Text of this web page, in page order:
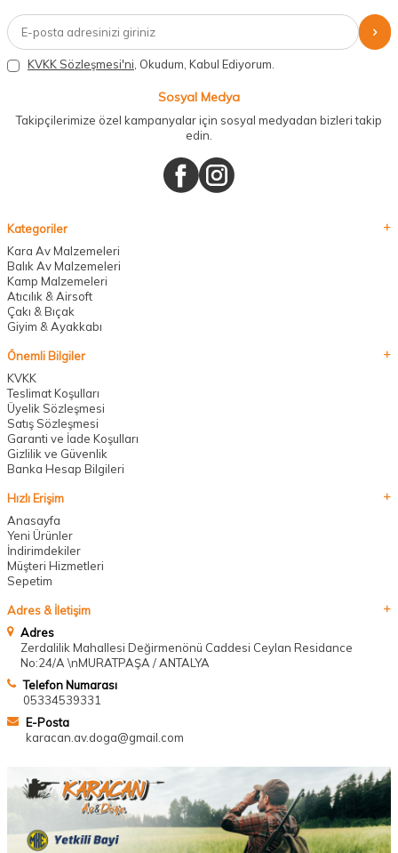
KVKK Sözleşmesi'ni , Okudum, Kabul Ediyorum.
Sosyal Medya
Takipçilerimize özel kampanyalar için sosyal medyadan bizleri takip
edin.
Kategoriler
Kara Av Malzemeleri
Balık Av Malzemeleri
Kamp Malzemeleri
Atıcılık & Airsoft
Çakı & Bıçak
Giyim & Ayakkabı
Önemli Bilgiler
KVKK
Teslimat Koşulları
Üyelik Sözleşmesi
Satış Sözleşmesi
Garanti ve İade Koşulları
Gizlilik ve Güvenlik
Banka Hesap Bilgileri
Hızlı Erişim
Anasayfa
Yeni Ürünler
İndirimdekiler
Müşteri Hizmetleri
Sepetim
Adres & İletişim
Adres
Zerdalilik Mahallesi Değirmenönü Caddesi Ceylan Residance
No:24/A \nMURATPAŞA / ANTALYA
Telefon Numarası
05334539331
E-Posta
karacan.av.doga@gmail.com